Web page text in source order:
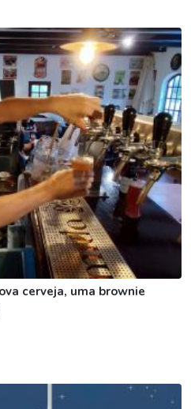
cerveja, uma brownie